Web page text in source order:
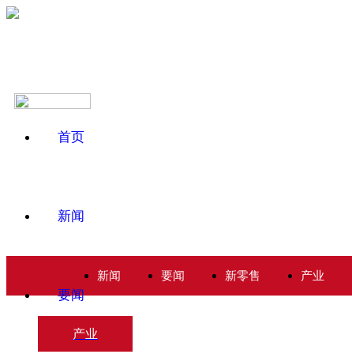
首页
新闻
要闻
新闻 要闻 新零售 产业
产业